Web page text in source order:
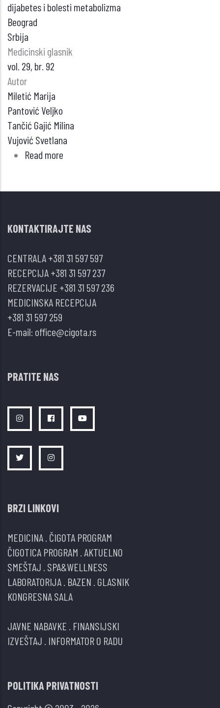
dijabetes i bolesti metabolizma
Beograd
Srbija
Medicinski glasnik
vol. 29, br. 92
Autor
Miletić Marija
Pantović Veljko
Tančić Gajić Milina
Vujović Svetlana
Read more
–
aspekti
KONTAKTIRAJTE NAS
CENTRALA+381 31 597 597
RECEPCIJA+381 31 597 237
REZERVACIJE +381 31 597 236
MEDICINSKA RECEPCIJA
+381 31 597 259
E-mail: office@cigota.rs
PRATITE NAS
BRZI LINKOVI
MEDICINA ČIGOTA PROGRAM
ČIGOTICA PROGRAM AKTUELNO
SMEŠTAJ SPA&WELLNESS
LABORATORIJA BAZEN GLASNIK
KONGRESNA SALA
JAVNE NABAVKE FINANSIJSKI
IZVEŠTAJ INFORMATOR O RADU
POLITIKA PRIVATNOSTI